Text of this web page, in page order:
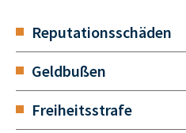
Reputationsschäden
Geldbußen
Freiheitsstrafe